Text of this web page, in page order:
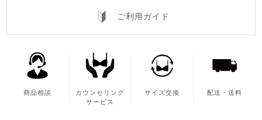
ご利用ガイド
商品相談
カウンセリング
サービス
サイズ交換 配送・送料